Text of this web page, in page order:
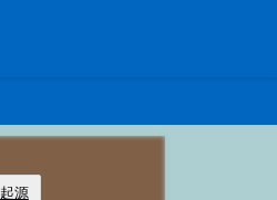
起源